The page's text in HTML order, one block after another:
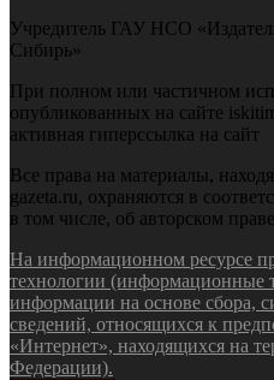
Учредитель ГАУ НСО
Сибирь»
При полном или частичном
опубликованных на сайте
активная гиперссылка на сайт
Все права на материалы,
gazeta.ru, охраняются в
в том числе, об авторском
На информационном ресурсе
технологии (информационные
информации на основе сбора,
сведений, относящихся к
«Интернет», находящихся на
Федерации).